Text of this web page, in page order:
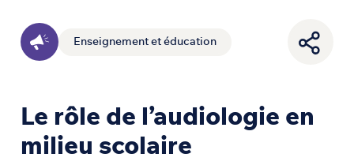
Enseignement et éducation
Le rôle de l’audiologie en
milieu scolaire